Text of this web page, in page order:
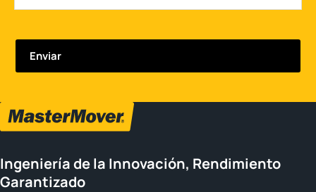
Ingeniería de la Innovación, Rendimiento
Garantizado